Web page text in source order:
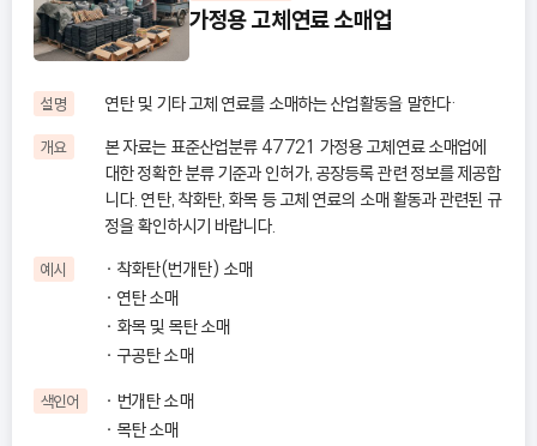
가정용 고체연료 소매업
설명 연탄 및 기타 고체 연료를 소매하는 산업활동을 말한다·
개요
본 자료는 표준산업분류 47721 가정용 고체연료 소매업에
대한 정확한 분류 기준과 인허가, 공장등록 관련 정보를 제공합
니다. 연탄, 착화탄, 화목 등 고체 연료의 소매 활동과 관련된 규
정을 확인하시기 바랍니다.
예시
착화탄(번개탄) 소매
연탄 소매
화목 및 목탄 소매
구공탄 소매
색인어
번개탄 소매
목탄 소매